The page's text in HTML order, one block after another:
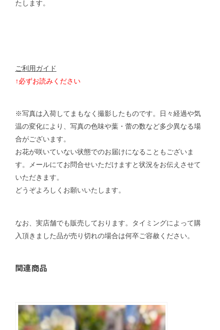
たします。
ご利用ガイド
↑必ずお読みください
※写真は入荷してまもなく撮影したものです。日々経過や気
温の変化により、写真の色味や葉・蕾の数など多少異なる場
合がございます。
お花が咲いていない状態でのお届けになることもございま
す。メールにてお問合せいただけますと状況をお伝えさせて
いただきます。
どうぞよろしくお願いいたします。
なお、実店舗でも販売しております。タイミングによって購
入頂きました品が売り切れの場合は何卒ご容赦ください。
関連商品